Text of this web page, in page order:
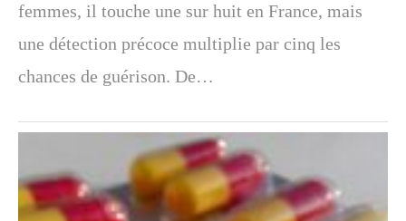
femmes, il touche une sur huit en France, mais
une détection précoce multiplie par cinq les
chances de guérison. De…